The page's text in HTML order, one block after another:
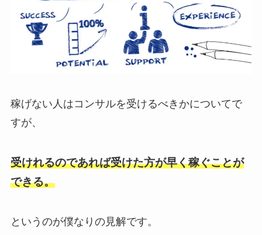
稼げない人はコンサルを受けるべきかについてで
すが、
受けれるのであれば受けた方が早く稼ぐことが
できる。
というのが僕なりの見解です。